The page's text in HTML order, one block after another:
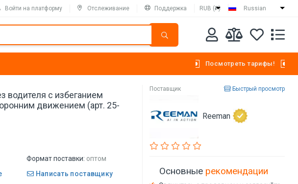
Войти на платформу Отслеживание Поддержка RUB (₽) Russian
Посмотреть тарифы!
водителя с избеганием
движением (арт. 25-
Формат поставки: оптом
Написать поставщику
Поставщик Быстрый просмотр
Reeman
Основные рекомендации